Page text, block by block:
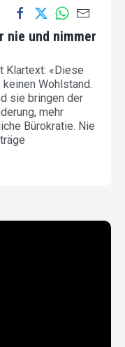
nie und nimmer
Klartext: «Diese
Wohlstand.
sie bringen der
mehr
Bürokratie. Nie